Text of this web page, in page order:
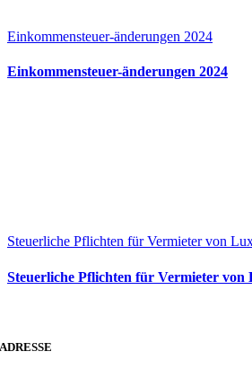
Einkommensteuer-änderungen 2024
Einkommensteuer-änderungen 2024
Steuerliche Pflichten für Vermieter von
Steuerliche Pflichten für Vermieter von
ADRESSE